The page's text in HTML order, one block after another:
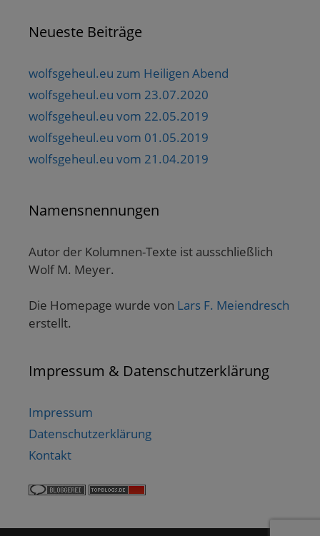
Neueste Beiträge
wolfsgeheul.eu zum Heiligen Abend
wolfsgeheul.eu vom 23.07.2020
wolfsgeheul.eu vom 22.05.2019
wolfsgeheul.eu vom 01.05.2019
wolfsgeheul.eu vom 21.04.2019
Namensnennungen
Autor der Kolumnen-Texte ist ausschließlich
Wolf M. Meyer.
Die Homepage wurde von Lars F. Meiendresch
erstellt.
Impressum & Datenschutzerklärung
Impressum
Datenschutzerklärung
Kontakt